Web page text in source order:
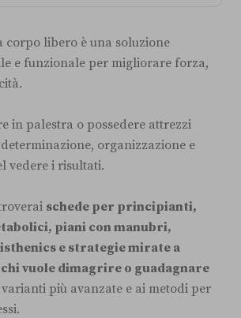
corpo libero è una soluzione
e funzionale per migliorare forza,
in palestra o possedere attrezzi
organizzazione e
vedere i risultati.
schede per principianti,
piani con manubri,
e strategie mirate a
vuole dimagrire o guadagnare
più avanzate e ai metodi per